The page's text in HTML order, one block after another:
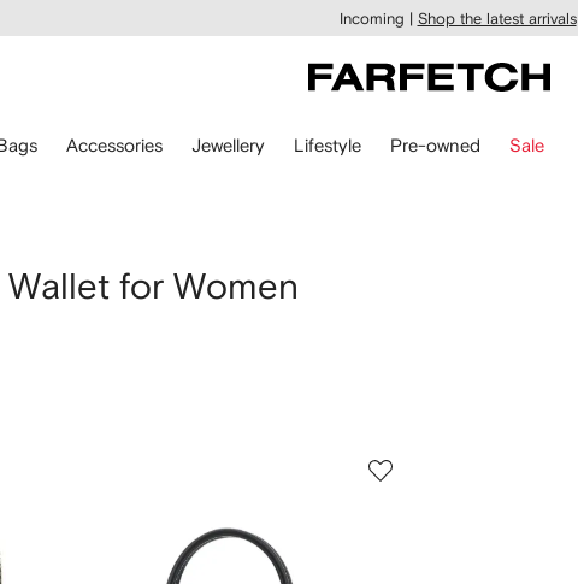
Incoming | Shop the latest arrivals
Accessories Jewellery Lifestyle Pre-owned Sale
for Women